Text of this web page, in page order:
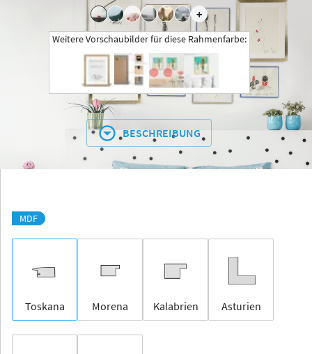
+
Weitere Vorschaubilder für diese Rahmenfarbe:
BESCHREIBUNG
MDF
Toskana Morena Kalabrien Asturien